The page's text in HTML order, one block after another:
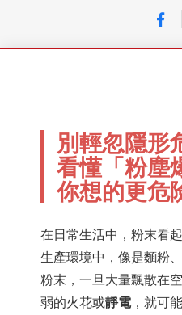
別輕忽隱形
看懂「粉塵
你想的更危
在日常生活中，粉末看
生產環境中，像是麵粉
粉末，一旦大量飄散在
弱的火花或靜電，就可